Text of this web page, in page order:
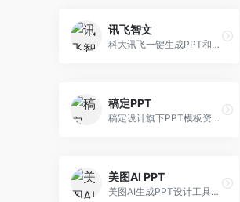
讯飞智文
科大讯飞一键生成PPT和Word工具，整合语音技术。面向职场人士，支持语音输入、文档生成、格式调整等功能，办公效率显著提升。
稿定PPT
稿定设计旗下PPT模板资源库，整合AI生成功能。面向设计师和职场人士，提供海量PPT模板、AI内容生成等服务，模板质量高。
美图AI PPT
美图AI生成PPT设计工具，整合图像处理能力。面向设计师和职场人士，提供PPT生成、图片美化、设计优化等服务，视觉设计美观。